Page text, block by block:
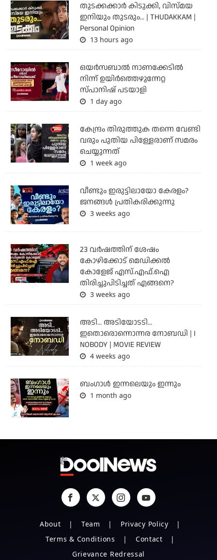
തുടക്കക്കാര്‍ കിടുക്കി, വിസ്മയ
ഇനിയും തുടരും... | THUDAKKAM |
Personal Opinion
13 hours ago
ഒയര്‍സബാൽ നാണക്കേടിൽ
നിന്ന് ഉയിർത്തെഴുന്നേറ്റ
സ്പാനിഷ് പടയാളി
1 day ago
കേന്ദ്രം തിരുത്തുക തന്നെ വേണ്ടി
വരും പുതിയ പിള്ളേരാണ് സമരം
ചെയ്യുന്നത്
1 week ago
വീണ്ടും ഇരുട്ടിലായോ കേരളം?
ജനങ്ങൾ പ്രതികരിക്കുന്നു
3 weeks ago
23 വർഷത്തിന് ശേഷം
കോഴിക്കോട് മെഡിക്കൽ
കോളേജ് എസ്.എഫ്.ഐ
തിരിച്ചുപിടിച്ചത് എങ്ങനെ?
3 weeks ago
അടി... അടിയോടടി...
ഇതൊരൊന്നൊന്നര നോബഡി | I
NOBODY | MOVIE REVIEW
4 weeks ago
ബംഗാള്‍ ഇന്നലെയും ഇന്നും
1 month ago
About Team
Privacy Policy
Terms & Conditions
Contact
Grievance Redressal